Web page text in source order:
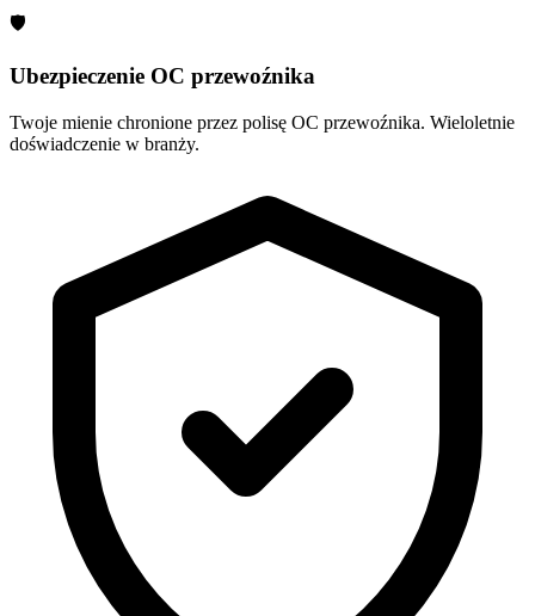
🛡
Ubezpieczenie OC przewoźnika
Twoje mienie chronione przez polisę OC przewoźnika. Wieloletnie
doświadczenie w branży.